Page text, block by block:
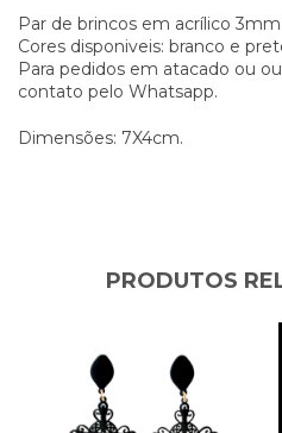
Par de brincos em acrílico 3mm.
Cores disponiveis: branco e
Para pedidos em atacado ou
contato pelo Whatsapp.
Dimensões: 7X4cm.
PRODUTOS